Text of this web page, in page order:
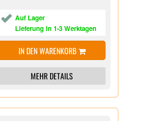
Auf Lager
Lieferung in 1-3 Werktagen
IN DEN WARENKORB
MEHR DETAILS